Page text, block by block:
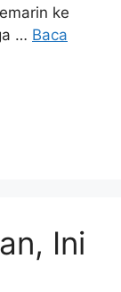
ke
… Baca
Ini